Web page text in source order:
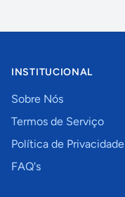
INSTITUCIONAL
Sobre Nós
Termos de Serviço
Política de Privacidade
FAQ's